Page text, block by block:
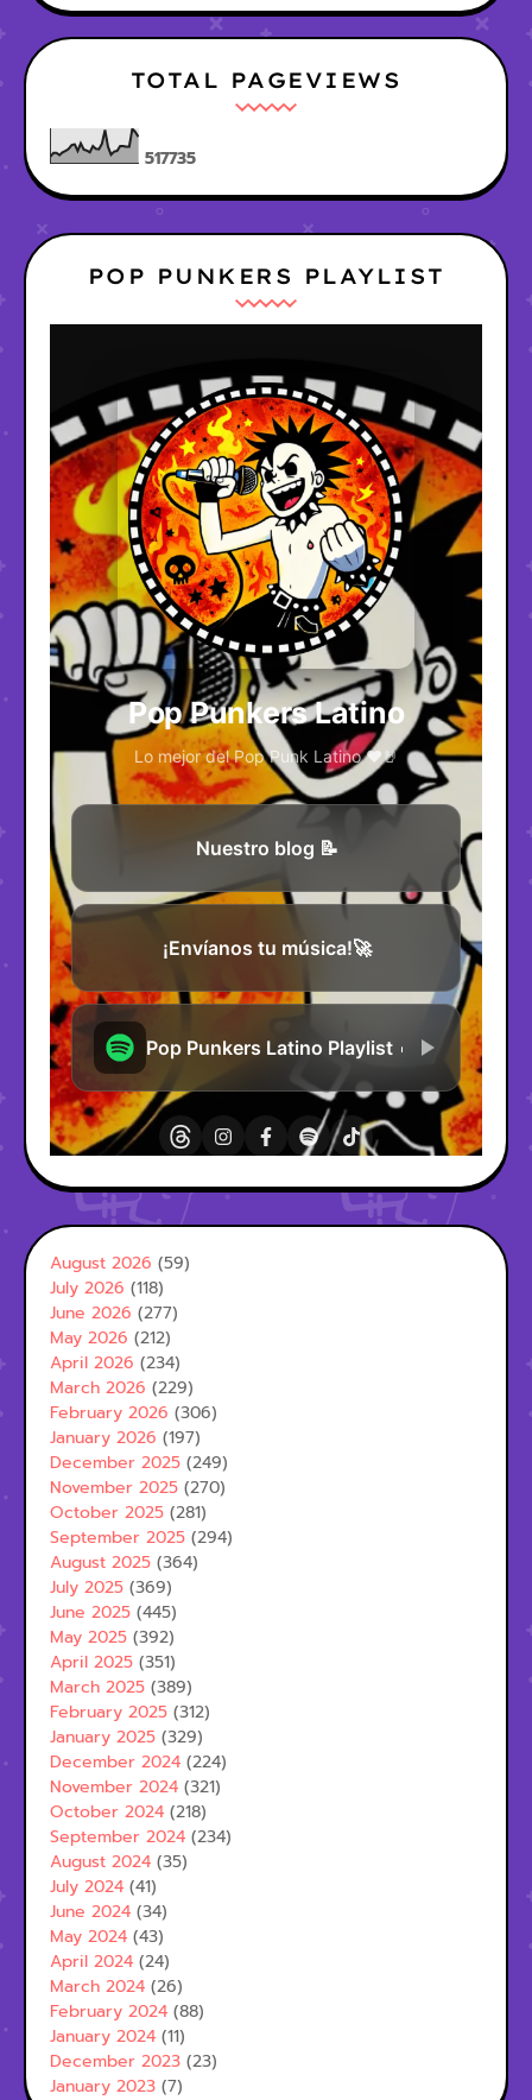
TOTAL PAGEVIEWS
517735
POP PUNKERS PLAYLIST
August 2026 (59)
July 2026 (118)
June 2026 (277)
May 2026 (212)
April 2026 (234)
March 2026 (229)
February 2026 (306)
January 2026 (197)
December 2025 (249)
November 2025 (270)
October 2025 (281)
September 2025 (294)
August 2025 (364)
July 2025 (369)
June 2025 (445)
May 2025 (392)
April 2025 (351)
March 2025 (389)
February 2025 (312)
January 2025 (329)
December 2024 (224)
November 2024 (321)
October 2024 (218)
September 2024 (234)
August 2024 (35)
July 2024 (41)
June 2024 (34)
May 2024 (43)
April 2024 (24)
March 2024 (26)
February 2024 (88)
January 2024 (11)
December 2023 (23)
January 2023 (7)